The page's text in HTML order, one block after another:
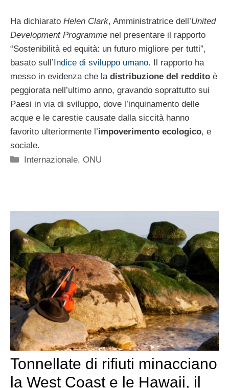
Ha dichiarato Helen Clark, Amministratrice dell’United
Development Programme nel presentare il rapporto
“Sostenibilità ed equità: un futuro migliore per tutti”,
basato sull’Indice di sviluppo umano. Il rapporto ha
messo in evidenza che la distribuzione del reddito è
peggiorata nell’ultimo anno, gravando soprattutto sui
Paesi in via di sviluppo, dove l’inquinamento delle
acque e le carestie causate dalla siccità hanno
favorito ulteriormente l’impoverimento ecologico, e
sociale.
Categorie
Internazionale,ONU
Tonnellate di rifiuti minacciano
la West Coast e le Hawaii, il